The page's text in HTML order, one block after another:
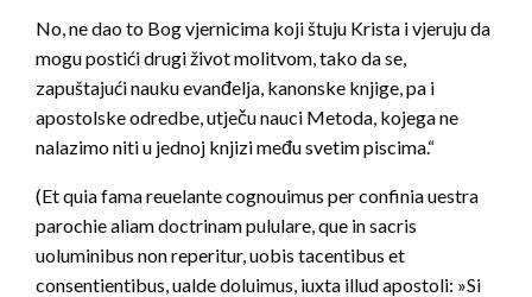
No, ne dao to Bog vjernicima koji štuju Krista i vjeruju da
mogu postići drugi život molitvom, tako da se,
zapuštajući nauku evanđelja, kanonske knjige, pa i
apostolske odredbe, utječu nauci Metoda, kojega ne
nalazimo niti u jednoj knjizi među svetim piscima.“
(Et quia fama reuelante cognouimus per confinia uestra
parochie aliam doctrinam pululare, que in sacris
uoluminibus non reperitur, uobis tacentibus et
consentientibus, ualde doluimus, iuxta illud apostoli: »Si